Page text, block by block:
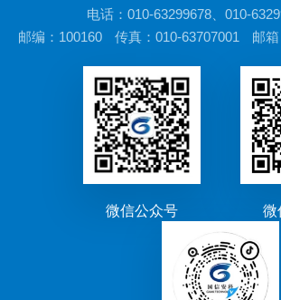
电话：010-63299678、010-
邮编：100160
传真：010-63707001 邮
微信公众号 微